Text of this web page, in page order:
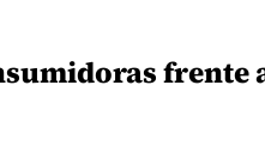
frente